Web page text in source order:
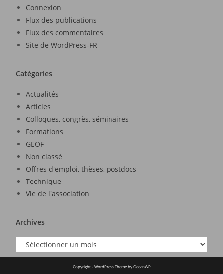
Connexion
Flux des publications
Flux des commentaires
Site de WordPress-FR
Catégories
Actualités
Articles
Colloques, congrès, séminaires
Formations
GEOF
Non classé
Offres d'emploi, thèses, postdocs
Technique
Vie de l'association
Archives
Copyright - WordPress Theme by OceanWP